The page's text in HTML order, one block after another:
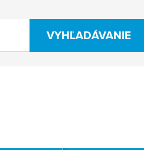
VYHĽADÁVANIE